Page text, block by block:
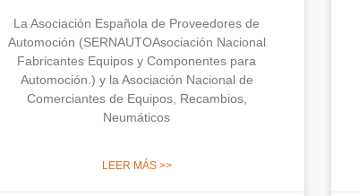
La Asociación Española de Proveedores de
Automoción (SERNAUTOAsociación Nacional
Fabricantes Equipos y Componentes para
Automoción.) y la Asociación Nacional de
Comerciantes de Equipos, Recambios,
Neumáticos
LEER MÁS >>